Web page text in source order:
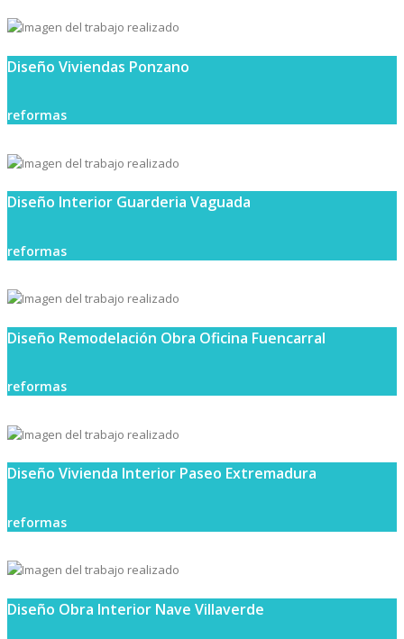
Diseño Viviendas Ponzano
reformas
Diseño Interior Guarderia Vaguada
reformas
Diseño Remodelación Obra Oficina Fuencarral
reformas
Diseño Vivienda Interior Paseo Extremadura
reformas
Diseño Obra Interior Nave Villaverde